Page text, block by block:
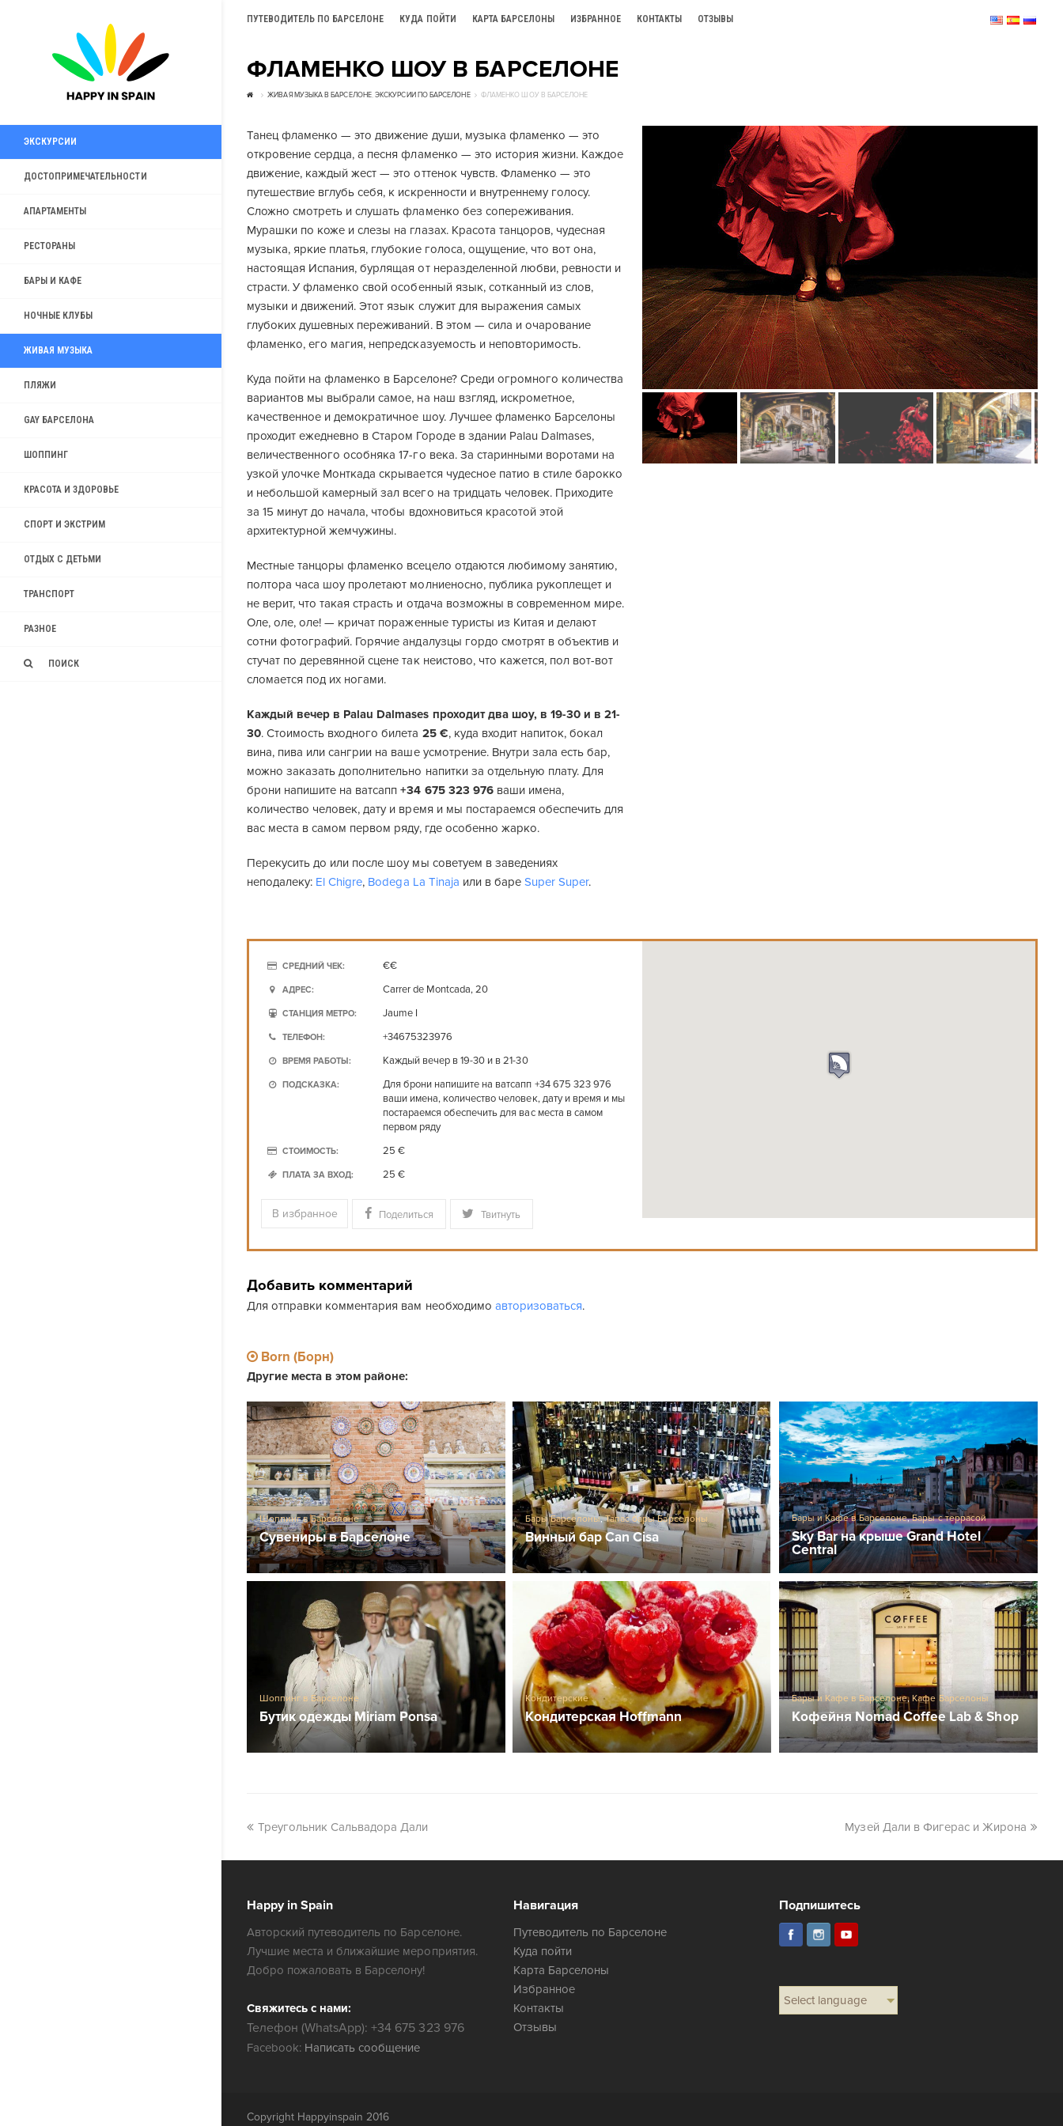
ПУТЕВОДИТЕЛЬ ПО БАРСЕЛОНЕ КУДА ПОЙТИ КАРТА БАРСЕЛОНЫ ИЗБРАННОЕ КОНТАКТЫ ОТЗЫВЫ
ЭКСКУРСИИ
ДОСТОПРИМЕЧАТЕЛЬНОСТИ
АПАРТАМЕНТЫ
РЕСТОРАНЫ
БАРЫ И КАФЕ
НОЧНЫЕ КЛУБЫ
ЖИВАЯ МУЗЫКА
ПЛЯЖИ
GAY БАРСЕЛОНА
ШОППИНГ
КРАСОТА И ЗДОРОВЬЕ
СПОРТ И ЭКСТРИМ
ОТДЫХ С ДЕТЬМИ
ТРАНСПОРТ
РАЗНОЕ
ПОИСК
ФЛАМЕНКО ШОУ В БАРСЕЛОНЕ
ЖИВАЯ МУЗЫКА В БАРСЕЛОНЕ,ЭКСКУРСИИ ПО БАРСЕЛОНЕ ФЛАМЕНКО ШОУ В БАРСЕЛОНЕ
Танец фламенко — это движение души, музыка фламенко — это
откровение сердца, а песня фламенко — это история жизни. Каждое
движение, каждый жест — это оттенок чувств. Фламенко — это
путешествие вглубь себя, к искренности и внутреннему голосу.
Сложно смотреть и слушать фламенко без сопереживания.
Мурашки по коже и слезы на глазах. Красота танцоров, чудесная
музыка, яркие платья, глубокие голоса, ощущение, что вот она,
настоящая Испания, бурлящая от неразделенной любви, ревности и
страсти. У фламенко свой особенный язык, сотканный из слов,
музыки и движений. Этот язык служит для выражения самых
глубоких душевных переживаний. В этом — сила и очарование
фламенко, его магия, непредсказуемость и неповторимость.
Куда пойти на фламенко в Барселоне? Среди огромного количества
вариантов мы выбрали самое, на наш взгляд, искрометное,
качественное и демократичное шоу. Лучшее фламенко Барселоны
проходит ежедневно в Старом Городе в здании Palau Dalmases,
величественного особняка 17-го века. За старинными воротами на
узкой улочке Монткада скрывается чудесное патио в стиле барокко
и небольшой камерный зал всего на тридцать человек. Приходите
за 15 минут до начала, чтобы вдохновиться красотой этой
архитектурной жемчужины.
Местные танцоры фламенко всецело отдаются любимому занятию,
полтора часа шоу пролетают молниеносно, публика рукоплещет и
не верит, что такая страсть и отдача возможны в современном мире.
Оле, оле, оле! — кричат пораженные туристы из Китая и делают
сотни фотографий. Горячие андалузцы гордо смотрят в объектив и
стучат по деревянной сцене так неистово, что кажется, пол вот-вот
сломается под их ногами.
Каждый вечер в Palau Dalmases проходит два шоу, в 19-30 и в 21-
30. Стоимость входного билета 25 €, куда входит напиток, бокал
вина, пива или сангрии на ваше усмотрение. Внутри зала есть бар,
можно заказать дополнительно напитки за отдельную плату. Для
брони напишите на ватсапп+34 675 323 976ваши имена,
количество человек, дату и время и мы постараемся обеспечить для
вас места в самом первом ряду, где особенно жарко.
Перекусить до или после шоу мы советуем в заведениях
неподалеку: El Chigre, Bodega La Tinaja или в баре Super Super.
СРЕДНИЙ ЧЕК: €€
АДРЕС: Carrer de Montcada, 20
СТАНЦИЯ МЕТРО: Jaume I
ТЕЛЕФОН: +34675323976
ВРЕМЯ РАБОТЫ: Каждый вечер в 19-30 и в 21-30
ПОДСКАЗКА:
Для брони напишите на ватсапп +34 675 323 976
ваши имена, количество человек, дату и время и мы
постараемся обеспечить для вас места в самом
первом ряду
СТОИМОСТЬ: 25 €
ПЛАТА ЗА ВХОД: 25 €
В избранное Поделиться Твитнуть
Добавить комментарий
Для отправки комментария вам необходимо авторизоваться.
Born (Борн)
Другие места в этом районе:
Шоппинг в Барселоне
Сувениры в Барселоне
Бары Барселоны,Тапас бары Барселоны
Винный бар Can Cisa
Бары и Кафе в Барселоне,Бары с террасой
Sky Bar на крыше Grand Hotel
Central
Шоппинг в Барселоне
Бутик одежды Miriam Ponsa
Кондитерские
Кондитерская Hoffmann
Бары и Кафе в Барселоне, Кафе Барселоны
Кофейня Nomad Coffee Lab & Shop
Треугольник Сальвадора Дали Музей Дали в Фигерас и Жирона
Happy in Spain
Авторский путеводитель по Барселоне.
Лучшие места и ближайшие мероприятия.
Добро пожаловать в Барселону!
Свяжитесь с нами:
Телефон (WhatsApp): +34 675 323 976
Facebook: Написать сообщение
Навигация
Путеводитель по Барселоне
Куда пойти
Карта Барселоны
Избранное
Контакты
Отзывы
Подпишитесь
Select language
Copyright Happyinspain 2016